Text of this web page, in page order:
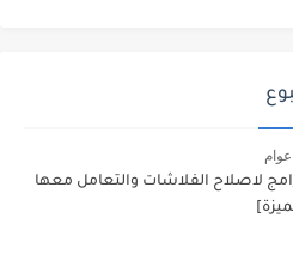
لاصلاح الفلاشات والتعامل معها